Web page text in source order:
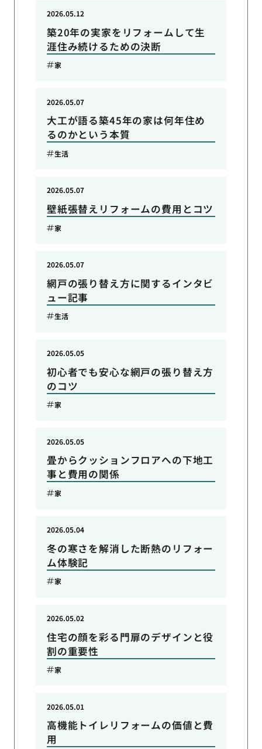
築20年の実家をリフォームして生
涯住み続けるための決断
2026.05.12
家
大工が語る築45年の家は何年住め
るのかという本質
2026.05.07
生活
壁紙張替えリフォームの費用とコツ
2026.05.07
家
網戸の張り替え方に関するインタビ
ュー記事
2026.05.07
生活
初心者でも安心な網戸の張り替え方
のコツ
2026.05.05
家
畳からクッションフロアへの下地工
事と費用の関係
2026.05.05
家
冬の寒さを解消した断熱のリフォー
ム体験記
2026.05.04
家
住宅の顔を彩る門扉のデザインと役
割の重要性
2026.05.02
家
高機能トイレリフォームの価値と費
用
2026.05.01